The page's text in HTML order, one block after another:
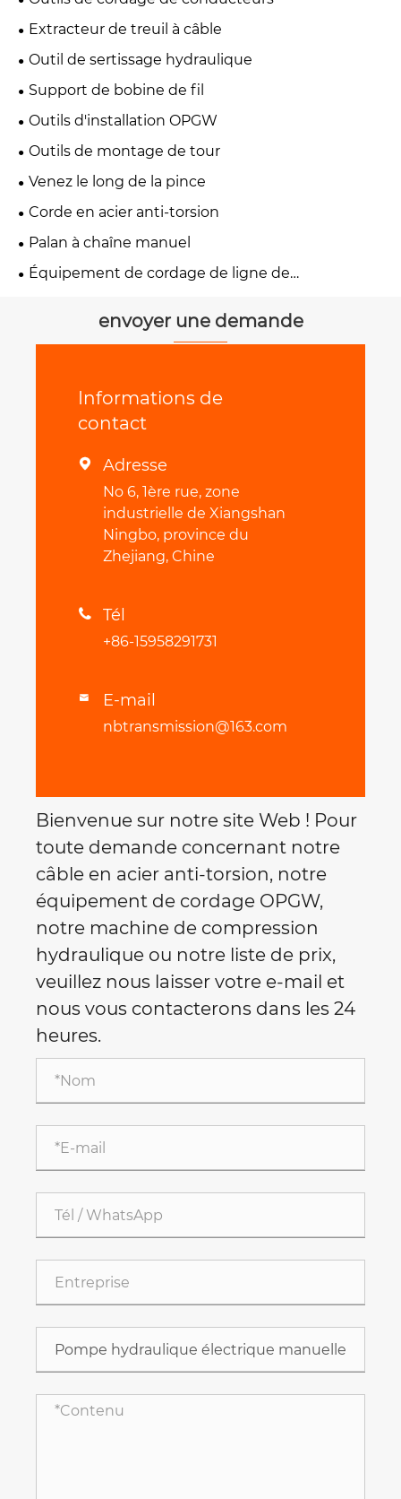
Extracteur de treuil à câble
Outil de sertissage hydraulique
Support de bobine de fil
Outils d'installation OPGW
Outils de montage de tour
Venez le long de la pince
Corde en acier anti-torsion
Palan à chaîne manuel
Équipement de cordage de ligne de
envoyer une demande
Informations de
contact
 Adresse
No 6, 1ère rue, zone
industrielle de Xiangshan
Ningbo, province du
Zhejiang, Chine
 Tél
+86-15958291731
 E-mail
nbtransmission@163.com
Bienvenue sur notre site Web ! Pour
toute demande concernant notre
câble en acier anti-torsion, notre
équipement de cordage OPGW,
notre machine de compression
hydraulique ou notre liste de prix,
veuillez nous laisser votre e-mail et
nous vous contacterons dans les 24
heures.